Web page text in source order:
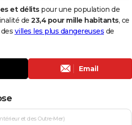
et délitspour une population de
de 23,4 pour mille habitants, ce
villes les plus dangereuses de
Email
et des Outre-Mer)